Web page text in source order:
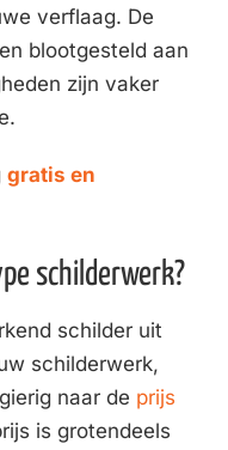
verflaag. De
blootgesteld aan
zijn vaker
gratis en
schilderwerk?
schilder uit
schilderwerk,
naar de prijs
is grotendeels